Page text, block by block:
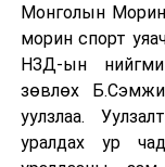
Монголын Морин
морин спорт
НЗД-ын
зөвлөх
уулзлаа.
уралдах ур